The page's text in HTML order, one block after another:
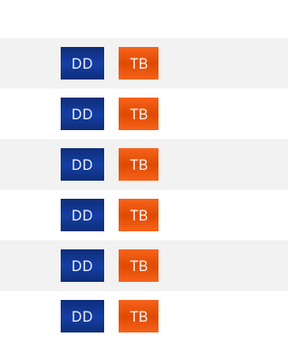
DD TB
DD TB
DD TB
DD TB
DD TB
DD TB